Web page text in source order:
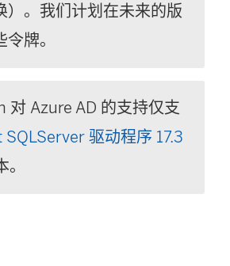
）。我们计划在未来的版
牌。
对 Azure AD 的支持仅支
驱动程序 17.3